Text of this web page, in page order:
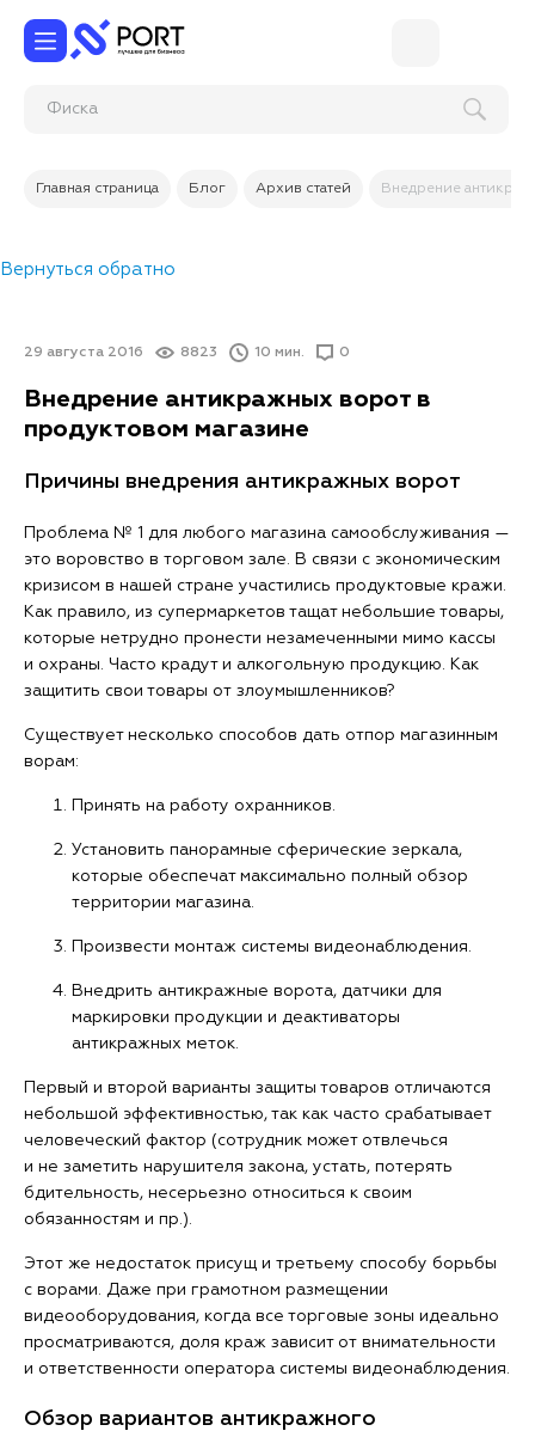
Главная страница Блог Архив статей Внедрение
Вернуться обратно
29 августа 2016 8823 10 мин. 0
Внедрение антикражных ворот в
продуктовом магазине
Причины внедрения антикражных ворот
Проблема № 1 для любого магазина самообслуживания —
это воровство в торговом зале. В связи с экономическим
кризисом в нашей стране участились продуктовые кражи.
Как правило, из супермаркетов тащат небольшие товары,
которые нетрудно пронести незамеченными мимо кассы
и охраны. Часто крадут и алкогольную продукцию. Как
защитить свои товары от злоумышленников?
Существует несколько способов дать отпор магазинным
ворам:
Принять на работу охранников.
Установить панорамные сферические зеркала,
которые обеспечат максимально полный обзор
территории магазина.
Произвести монтаж системы видеонаблюдения.
Внедрить антикражные ворота, датчики для
маркировки продукции и деактиваторы
антикражных меток.
Первый и второй варианты защиты товаров отличаются
небольшой эффективностью, так как часто срабатывает
человеческий фактор (сотрудник может отвлечься
и не заметить нарушителя закона, устать, потерять
бдительность, несерьезно относиться к своим
обязанностям и пр.).
Этот же недостаток присущ и третьему способу борьбы
с ворами. Даже при грамотном размещении
видеооборудования, когда все торговые зоны идеально
просматриваются, доля краж зависит от внимательности
и ответственности оператора системы видеонаблюдения.
Обзор вариантов антикражного